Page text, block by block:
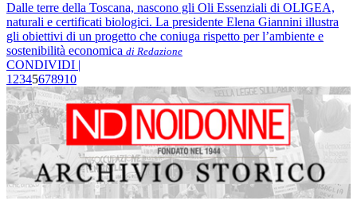
Dalle terre della Toscana, nascono gli Oli Essenziali di OLIGEA,
naturali e certificati biologici. La presidente Elena Giannini illustra
gli obiettivi di un progetto che coniuga rispetto per l’ambiente e
sostenibilità economica di Redazione
CONDIVIDI |
1 2345678910